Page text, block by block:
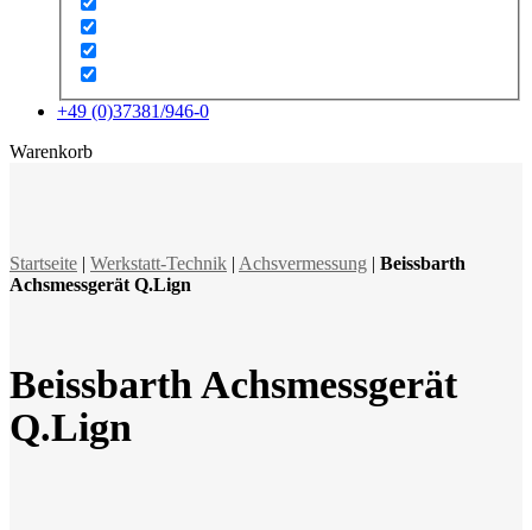
+49 (0)37381/946-0
Warenkorbx
Startseite | Werkstatt-Technik | Achsvermessung | Beissbarth
Achsmessgerät Q.Lign
Beissbarth Achsmessgerät
Q.Lign